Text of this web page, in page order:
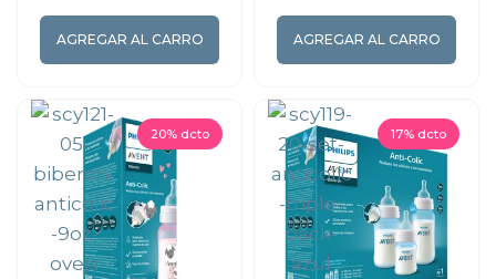
AGREGAR AL CARRO AGREGAR AL CARRO
20% dcto 17% dcto